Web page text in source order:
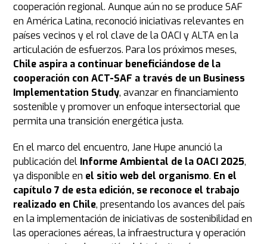
cooperación regional. Aunque aún no se produce SAF
en América Latina, reconoció iniciativas relevantes en
países vecinos y el rol clave de la OACI y ALTA en la
articulación de esfuerzos. Para los próximos meses,
Chile aspira a continuar beneficiándose de la
cooperación con ACT-SAF a través de un Business
Implementation Study, avanzar en financiamiento
sostenible y promover un enfoque intersectorial que
permita una transición energética justa.
En el marco del encuentro, Jane Hupe anunció la
publicación del Informe Ambiental de la OACI 2025,
ya disponible en el sitio web del organismo. En el
capítulo 7 de esta edición, se reconoce el trabajo
realizado en Chile, presentando los avances del país
en la implementación de iniciativas de sostenibilidad en
las operaciones aéreas, la infraestructura y operación